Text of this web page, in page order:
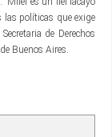
las políticas que exige
de Derechos
Buenos Aires.